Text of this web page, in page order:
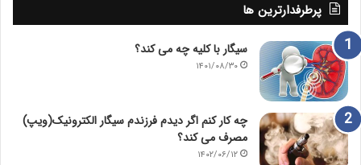
پرطرفدارترین ها
سیگار با کلیه چه می کند؟
۱۴۰۱/۰۸/۳۰
چه کار کنم اگر دیدم فرزندم سیگار الکترونیک(ویپ)
مصرف می کند؟
۱۴۰۲/۰۶/۱۲